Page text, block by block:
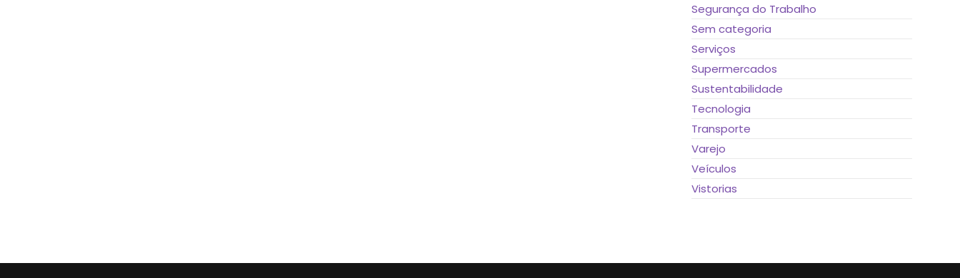
Segurança do Trabalho
Sem categoria
Serviços
Supermercados
Sustentabilidade
Tecnologia
Transporte
Varejo
Veículos
Vistorias